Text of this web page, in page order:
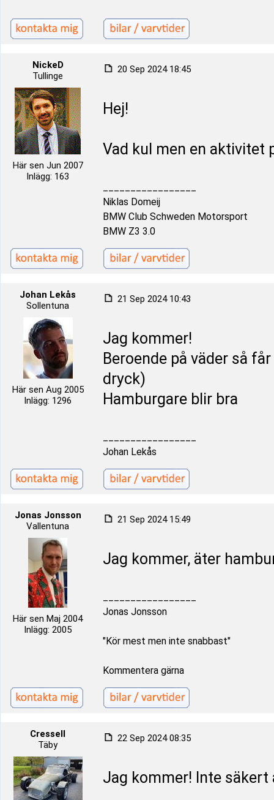
NickeD
Tullinge
Här sen Jun 2007
Inlägg: 163
20 Sep 2024 18:45
Hej!
Vad kul men en aktivitet
Niklas Domeij
BMW Club Schweden Motorsport
BMW Z3 3.0
Johan Lekås
Sollentuna
Här sen Aug 2005
Inlägg: 1296
21 Sep 2024 10:43
Jag kommer!
Beroende på väder så
dryck)
Hamburgare blir bra
Johan Lekås
Jonas Jonsson
Vallentuna
Här sen Maj 2004
Inlägg: 2005
21 Sep 2024 15:49
Jag kommer, äter
Jonas Jonsson
"Kör mest men inte snabbast"
Kommentera gärna
Cressell
Täby
22 Sep 2024 08:35
Jag kommer! Inte